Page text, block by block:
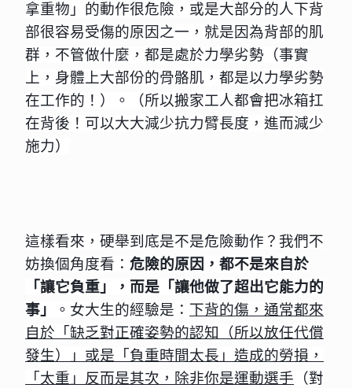
拿重物」的動作很危險，或是大部分的人下背
部很容易受傷的原因之一，就是因為背部的肌
群，不管做什麼，都是處於力學劣勢（事實
上，身體上大部份的骨骼肌，都是以力學劣勢
在工作的！）。（所以搬家工人都會把冰箱扛
在背後！可以大大減少抗力臂長度，進而減少
施力）
這樣看來，硬舉到底是不是危險動作？我們不
妨換個角度看： 危險的原因，都不是來自於
「讓它負重」，而是「讓他做了超出它能力的
事」
。女大生的經驗是： 下背的傷，通常都來
自於「缺乏對正確姿勢的認知（所以放任代償
發生）」或是「負重時間太長」造成的勞損，
「太重」反而是其次，除非你是運動選手 （對